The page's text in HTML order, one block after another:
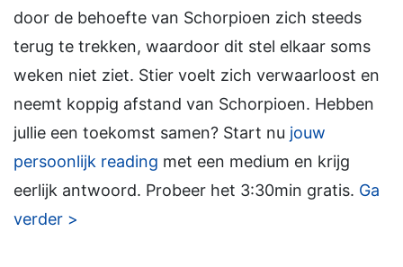
door de behoefte van Schorpioen zich steeds
terug te trekken, waardoor dit stel elkaar soms
weken niet ziet. Stier voelt zich verwaarloost en
neemt koppig afstand van Schorpioen. Hebben
jullie een toekomst samen? Start nu jouw
persoonlijk reading met een medium en krijg
eerlijk antwoord. Probeer het 3:30min gratis. Ga
verder >